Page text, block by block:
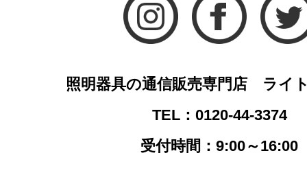
照明器具の通信販売専門店 ライ
TEL：0120-44-3374
受付時間：9:00～16:00